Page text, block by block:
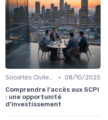
Sociétés Civiles de Placement Immobilier (SCPI) • 08/10/2025
Comprendre l'accès aux SCPI
: une opportunité
d'investissement